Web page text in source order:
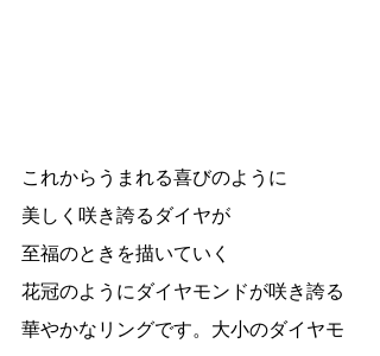
これからうまれる喜びのように
美しく咲き誇るダイヤが
至福のときを描いていく
花冠のようにダイヤモンドが咲き誇る
華やかなリングです。大小のダイヤモ